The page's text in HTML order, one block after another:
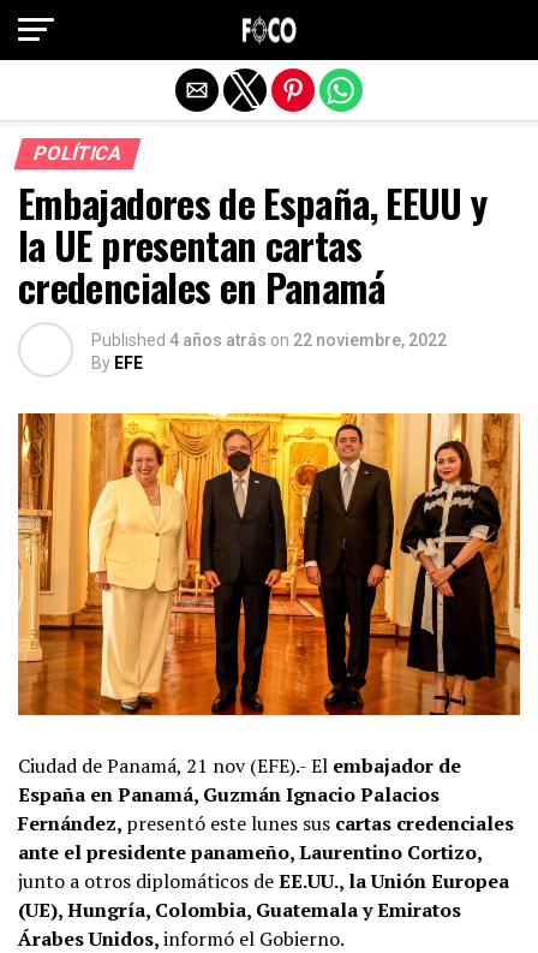
POLÍTICA
Embajadores de España, EEUU y
la UE presentan cartas
credenciales en Panamá
Published 4 años atrás on 22 noviembre, 2022
By EFE
Ciudad de Panamá, 21 nov (EFE).- El embajador de
España en Panamá, Guzmán Ignacio Palacios
Fernández, presentó este lunes sus cartas credenciales
ante el presidente panameño, Laurentino Cortizo,
junto a otros diplomáticos deEE.UU., la Unión Europea
(UE), Hungría, Colombia, Guatemala y Emiratos
Árabes Unidos,informó el Gobierno.
Salir de la versión móvil